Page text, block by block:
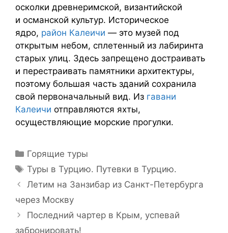
осколки древнеримской, византийской
и османской культур. Историческое
ядро, район Калеичи — это музей под
открытым небом, сплетенный из лабиринта
старых улиц. Здесь запрещено достраивать
и перестраивать памятники архитектуры,
поэтому большая часть зданий сохранила
свой первоначальный вид. Из гавани
Калеичи отправляются яхты,
осуществляющие морские прогулки.
Горящие туры
Туры в Турцию. Путевки в Турцию.
Летим на Занзибар из Санкт-Петербурга
через Москву
Последний чартер в Крым, успевай
забронировать!